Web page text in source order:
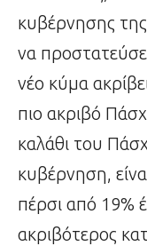
κυβέρνησης
να
νέο κύμα
πιο ακριβό
καλάθι του
κυβέρνηση,
πέρσι από 19%
ακριβότερος